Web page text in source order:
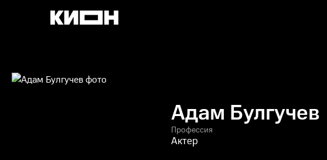
Адам Булгучев
Профессия
Актер